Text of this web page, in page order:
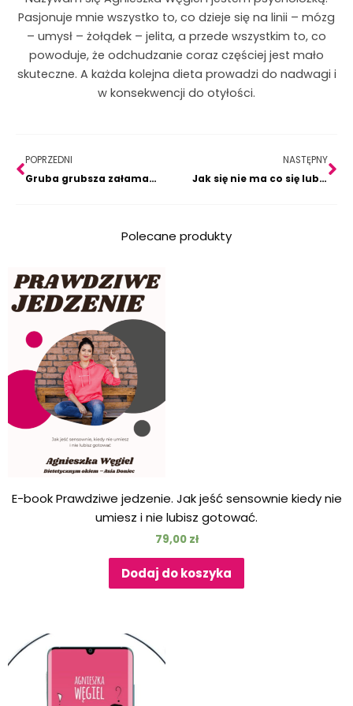
Pasjonuje mnie wszystko to, co dzieje się na linii – mózg
– umysł – żołądek – jelita, a przede wszystkim to, co
powoduje, że odchudzanie coraz częściej jest mało
skuteczne. A każda kolejna dieta prowadzi do nadwagi i
w konsekwencji do otyłości.
Prev
POPRZEDNI
Gruba grubsza załamana, czyli o tym, że za chwilę lek na całe zło.
NASTĘPNY
Jak się nie ma co się lubi, czyli po co dziecku siekiera?
Polecane produkty
E-book Prawdziwe jedzenie. Jak jeść sensownie kiedy nie
umiesz i nie lubisz gotować.
79,00 zł
Dodaj do koszyka